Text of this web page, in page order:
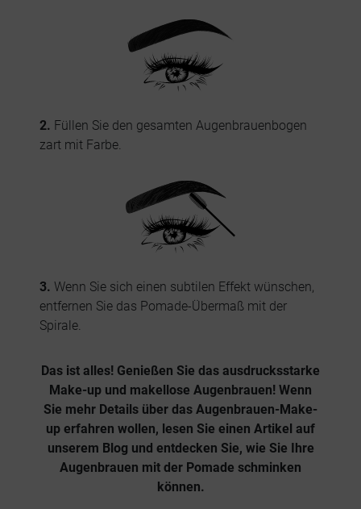
2. Füllen Sie den gesamten Augenbrauenbogen
zart mit Farbe.
3. Wenn Sie sich einen subtilen Effekt wünschen,
entfernen Sie das Pomade-Übermaß mit der
Spirale.
Das ist alles! Genießen Sie das ausdrucksstarke
Make-up und makellose Augenbrauen! Wenn
Sie mehr Details über das Augenbrauen-Make-
up erfahren wollen, lesen Sie einen Artikel auf
unserem Blog und entdecken Sie, wie Sie Ihre
Augenbrauen mit der Pomade schminken
können.